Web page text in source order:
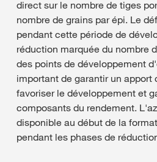
direct sur le nombre de tiges
nombre de grains par épi. Le
pendant cette période de
réduction marquée du nombre
des points de développement
important de garantir un
favoriser le développement et
composants du rendement.
disponible au début de la
pendant les phases de